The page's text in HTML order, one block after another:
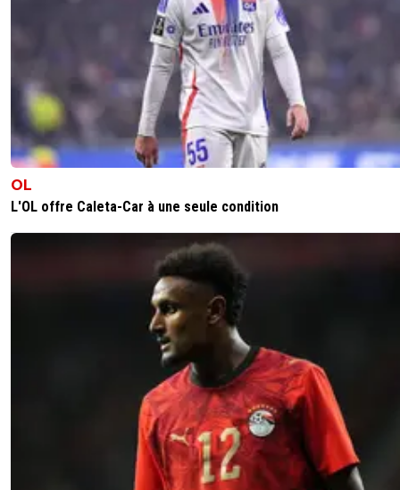
OL
L'OL offre Caleta-Car à une seule condition